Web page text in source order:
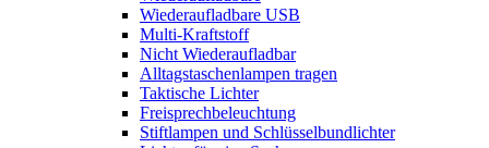
Wiederaufladbare USB
Multi-Kraftstoff
Nicht Wiederaufladbar
Alltagstaschenlampen tragen
Taktische Lichter
Freisprechbeleuchtung
Stiftlampen und Schlüsselbundlichter